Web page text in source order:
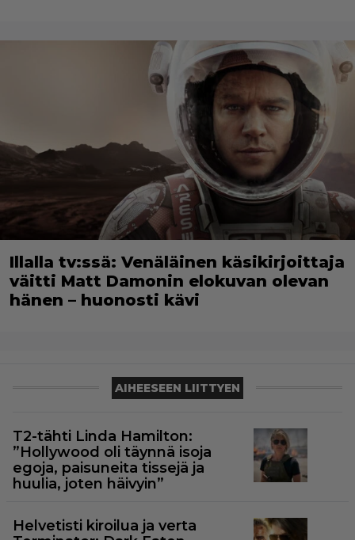
Illalla tv:ssä: Venäläinen käsikirjoittaja
väitti Matt Damonin elokuvan olevan
hänen – huonosti kävi
AIHEESEEN LIITTYEN
T2-tähti Linda Hamilton:
”Hollywood oli täynnä isoja
egoja, paisuneita tissejä ja
huulia, joten häivyin”
Helvetisti kiroilua ja verta